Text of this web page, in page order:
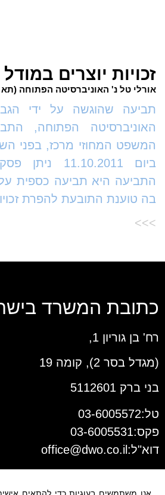
זכויות יוצרים במודל
אורלי טל נ' האוניברסיטה הפתוחה (תא (מרכז)
תביעה שהוגשה על ידי
האוניברסיטה הפתוחה,
המשפט המחוזי מרכז, בפני
ביום
בה טוענת התובעת להפרת
>>>
כתובת המשרד
רח' בן גוריון 1,
(מגדל בסר 2), קומה 19
בני ברק 5112601
טל:03-6005572
פקס:03-6005531
דוא"ל: office@dwo.co.il